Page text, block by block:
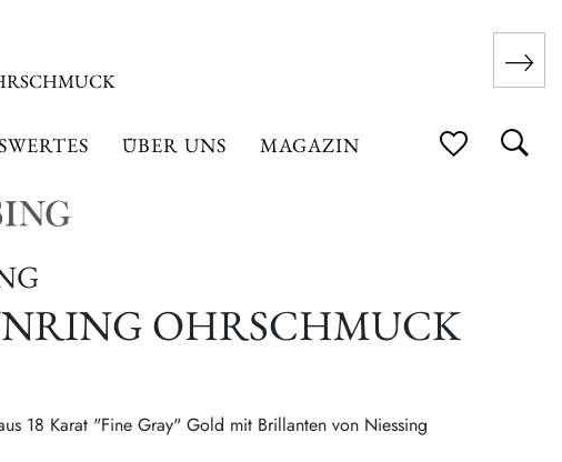
ÜBER UNS MAGAZIN
OHRSCHMUCK
18 Karat "Fine Gray" Gold mit Brillanten von Niessing